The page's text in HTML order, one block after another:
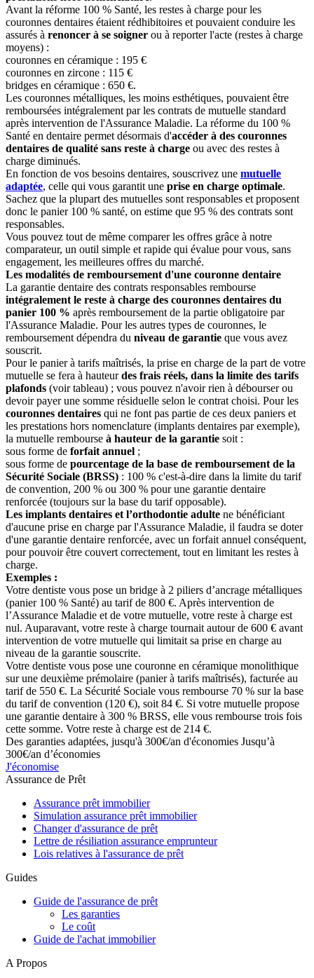
Avant la réforme 100 % Santé, les restes à charge pour les
couronnes dentaires étaient rédhibitoires et pouvaient conduire les
assurés à renoncer à se soigner ou à reporter l'acte (restes à charge
moyens) :
couronnes en céramique : 195 €
couronnes en zircone : 115 €
bridges en céramique : 650 €.
Les couronnes métalliques, les moins esthétiques, pouvaient être
remboursées intégralement par les contrats de mutuelle standard
après intervention de l'Assurance Maladie. La réforme du 100 %
Santé en dentaire permet désormais d'accéder à des couronnes
dentaires de qualité sans reste à charge ou avec des restes à
charge diminués.
En fonction de vos besoins dentaires, souscrivez une mutuelle
adaptée, celle qui vous garantit une prise en charge optimale.
Sachez que la plupart des mutuelles sont responsables et proposent
donc le panier 100 % santé, on estime que 95 % des contrats sont
responsables.
Vous pouvez tout de même comparer les offres grâce à notre
comparateur, un outil simple et rapide qui évalue pour vous, sans
engagement, les meilleures offres du marché.
Les modalités de remboursement d'une couronne dentaire
La garantie dentaire des contrats responsables rembourse
intégralement le reste à charge des couronnes dentaires du
panier 100 % après remboursement de la partie obligatoire par
l'Assurance Maladie. Pour les autres types de couronnes, le
remboursement dépendra du niveau de garantie que vous avez
souscrit.
Pour le panier à tarifs maîtrisés, la prise en charge de la part de votre
mutuelle se fera à hauteurdes frais réels, dans la limite des tarifs
plafonds (voir tableau) ; vous pouvez n'avoir rien à débourser ou
devoir payer une somme résiduelle selon le contrat choisi. Pour les
couronnes dentaires qui ne font pas partie de ces deux paniers et
les prestations hors nomenclature (implants dentaires par exemple),
la mutuelle rembourse à hauteur de la garantie soit :
sous forme de forfait annuel ;
sous forme de pourcentage de la base de remboursement de la
Sécurité Sociale (BRSS) : 100 % c'est-à-dire dans la limite du tarif
de convention, 200 % ou 300 % pour une garantie dentaire
renforcée (toujours sur la base du tarif opposable).
Les implants dentaires et l’orthodontie adulte ne bénéficiant
d'aucune prise en charge par l'Assurance Maladie, il faudra se doter
d'une garantie dentaire renforcée, avec un forfait annuel conséquent,
pour pouvoir être couvert correctement, tout en limitant les restes à
charge.
Exemples :
Votre dentiste vous pose un bridge à 2 piliers d’ancrage métalliques
(panier 100 % Santé) au tarif de 800 €. Après intervention de
l’Assurance Maladie et de votre mutuelle, votre reste à charge est
nul. Auparavant, votre reste à charge tournait autour de 600 € avant
intervention de votre mutuelle qui limitait sa prise en charge au
niveau de la garantie souscrite.
Votre dentiste vous pose une couronne en céramique monolithique
sur une deuxième prémolaire (panier à tarifs maîtrisés), facturée au
tarif de 550 €. La Sécurité Sociale vous rembourse 70 % sur la base
du tarif de convention (120 €), soit 84 €. Si votre mutuelle propose
une garantie dentaire à 300 % BRSS, elle vous rembourse trois fois
cette somme. Votre reste à charge est de 214 €.
Des garanties adaptées, jusqu'à 300€/an d'économies Jusqu’à
300€/an d’économies
J'économise
Assurance de Prêt
Assurance prêt immobilier
Simulation assurance prêt immobilier
Changer d'assurance de prêt
Lettre de résiliation assurance emprunteur
Lois relatives à l'assurance de prêt
Guides
Guide de l'assurance de prêt
Les garanties
Le coût
Guide de l'achat immobilier
A Propos